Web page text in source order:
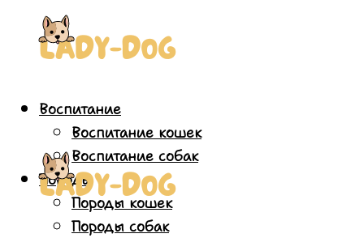
Воспитание
Воспитание кошек
Воспитание собак
Породы
Породы кошек
Породы собак